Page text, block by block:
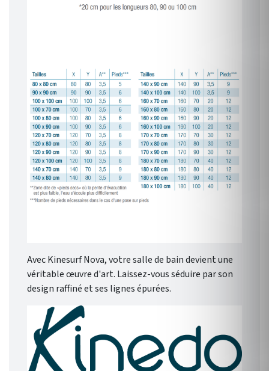
Avec Kinesurf Nova, votre salle de bain devient une
véritable œuvre d'art. Laissez-vous séduire par son
design raffiné et ses lignes épurées.